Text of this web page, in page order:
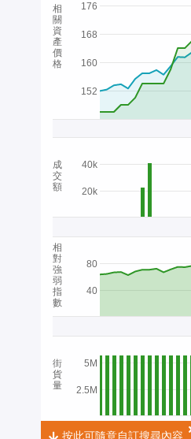
160
152
168
176
20k
40k
40
80
2.5M
5M
2026
相
關
資
產
價
格
成
交
額
相
對
強
弱
指
數
街
貨
量
按此可隨意自訂搜尋內容
按此可隨意自訂搜尋內容